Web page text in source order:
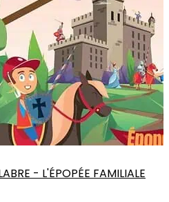
- L'ÉPOPÉE FAMILIALE